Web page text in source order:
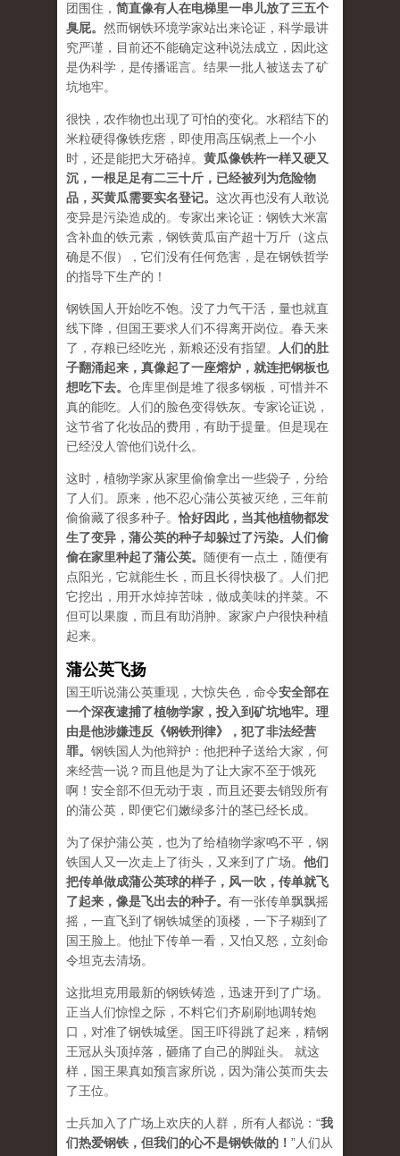
团围住， 简直像有人在电梯里一串儿放了三五个
臭屁。 然而钢铁环境学家站出来论证，科学最讲
究严谨，目前还不能确定这种说法成立，因此这
是伪科学，是传播谣言。结果一批人被送去了矿
坑地牢。
很快，农作物也出现了可怕的变化。水稻结下的
米粒硬得像铁疙瘩，即使用高压锅煮上一个小
时，还是能把大牙硌掉。 黄瓜像铁杵一样又硬又
沉，一根足足有二三十斤，已经被列为危险物
品，买黄瓜需要实名登记。 这次再也没有人敢说
变异是污染造成的。专家出来论证：钢铁大米富
含补血的铁元素，钢铁黄瓜亩产超十万斤（这点
确是不假），它们没有任何危害，是在钢铁哲学
的指导下生产的！
钢铁国人开始吃不饱。没了力气干活，量也就直
线下降，但国王要求人们不得离开岗位。春天来
了，存粮已经吃光，新粮还没有指望。
人们的肚
子翻涌起来，真像起了一座熔炉，就连把钢板也
想吃下去。 仓库里倒是堆了很多钢板，可惜并不
真的能吃。人们的脸色变得铁灰。专家论证说，
这节省了化妆品的费用，有助于提量。但是现在
已经没人管他们说什么。
这时，植物学家从家里偷偷拿出一些袋子，分给
了人们。原来，他不忍心蒲公英被灭绝，三年前
偷偷藏了很多种子。恰好因此，当其他植物都发
生了变异，蒲公英的种子却躲过了污染。人们偷
偷在家里种起了蒲公英。 随便有一点土，随便有
点阳光，它就能生长，而且长得快极了。人们把
它挖出，用开水焯掉苦味，做成美味的拌菜。不
但可以果腹，而且有助消肿。家家户户很快种植
起来。
蒲公英飞扬
国王听说蒲公英重现，大惊失色，命令安全部在
一个深夜逮捕了植物学家，投入到矿坑地牢。理
由是他涉嫌违反《钢铁刑律》，犯了非法经营
罪。 钢铁国人为他辩护：他把种子送给大家，何
来经营一说？而且他是为了让大家不至于饿死
啊！安全部不但无动于衷，而且还要去销毁所有
的蒲公英，即便它们嫩绿多汁的茎已经长成。
为了保护蒲公英，也为了给植物学家鸣不平，钢
铁国人又一次走上了街头，又来到了广场。 他们
把传单做成蒲公英球的样子，风一吹，传单就飞
了起来，像是飞出去的种子。 有一张传单飘飘摇
摇，一直飞到了钢铁城堡的顶楼，一下子糊到了
国王脸上。他扯下传单一看，又怕又怒，立刻命
令坦克去清场。
这批坦克用最新的钢铁铸造，迅速开到了广场。
正当人们惊惶之际，不料它们齐刷刷地调转炮
口，对准了钢铁城堡。国王吓得跳了起来，精钢
王冠从头顶掉落，砸痛了自己的脚趾头。 就这
样，国王果真如预言家所说，因为蒲公英而失去
了王位。
士兵加入了广场上欢庆的人群，所有人都说：“我
们热爱钢铁，但我们的心不是钢铁做的！ ”人们从